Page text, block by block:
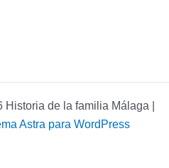
de la familia Málaga |
Astra para WordPress